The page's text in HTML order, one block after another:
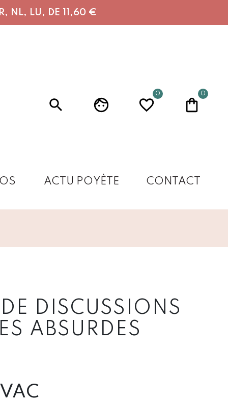
NL, LU, DE 11,60 €
0 0
ACTU POYÈTE CONTACT
DISCUSSIONS
ABSURDES